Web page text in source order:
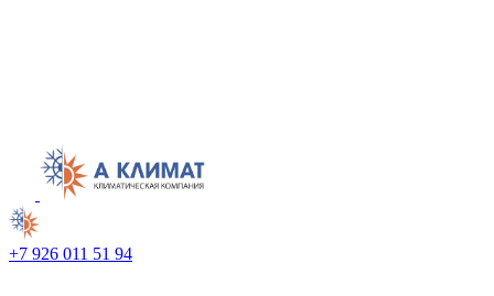
+7 926 011 51 94